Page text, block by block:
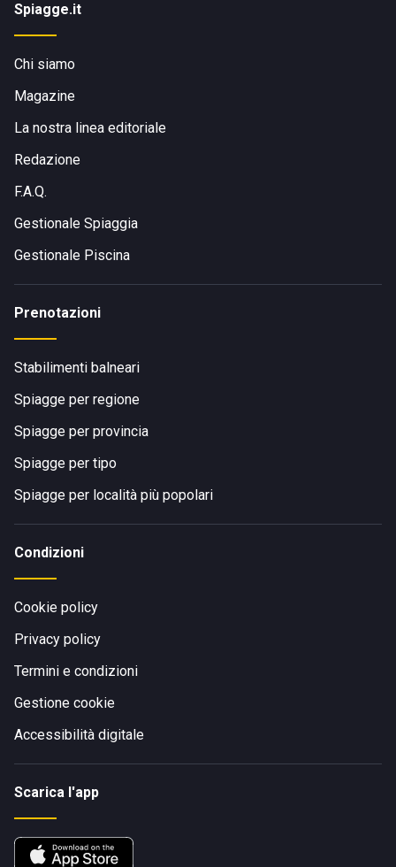
Spiagge.it
Chi siamo
Magazine
La nostra linea editoriale
Redazione
F.A.Q.
Gestionale Spiaggia
Gestionale Piscina
Prenotazioni
Stabilimenti balneari
Spiagge per regione
Spiagge per provincia
Spiagge per tipo
Spiagge per località più popolari
Condizioni
Cookie policy
Privacy policy
Termini e condizioni
Gestione cookie
Accessibilità digitale
Scarica l'app